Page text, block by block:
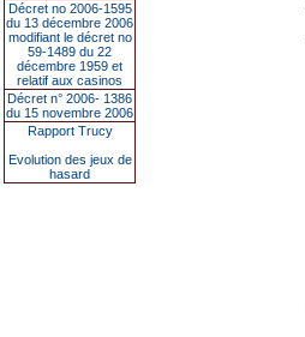
Décret no 2006-1595
du 13 décembre 2006
modifiant le décret no
59-1489 du 22
décembre 1959 et
relatif aux casinos
Décret n° 2006- 1386
du 15 novembre 2006
Rapport Trucy
Evolution des jeux de
hasard